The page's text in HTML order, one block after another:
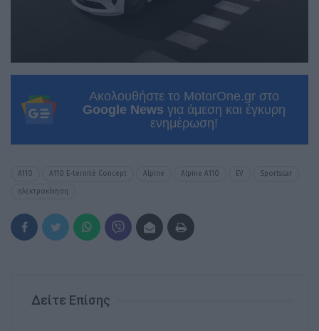
Ακολουθήστε το MotorOne.gr στο
Google News για άμεση και έγκυρη
ενημέρωση!
A110 A110 E-ternité Concept Alpine Alpine A110 EV Sportscar
ηλεκτροκίνηση
Δείτε Επίσης